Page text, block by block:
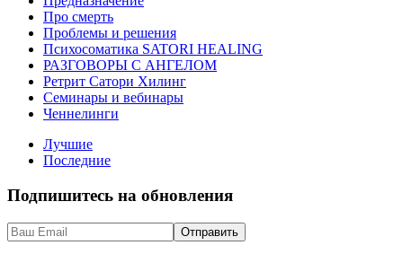
Про смерть
Проблемы и решения
Психосоматика SATORI HEALING
РАЗГОВОРЫ С АНГЕЛОМ
Ретрит Сатори Хилинг
Семинары и вебинары
Ченнелинги
Лучшие
Последние
Подпишитесь на обновления